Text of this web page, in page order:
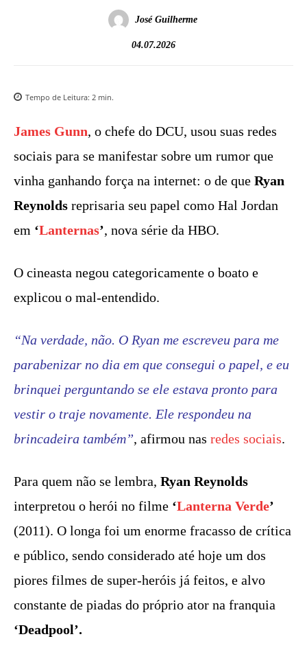
José Guilherme
04.07.2026
Tempo de Leitura: 2 min.
James Gunn, o chefe do DCU, usou suas redes
sociais para se manifestar sobre um rumor que
vinha ganhando força na internet: o de que Ryan
Reynolds reprisaria seu papel como Hal Jordan
em ‘Lanternas’, nova série da HBO.
O cineasta negou categoricamente o boato e
explicou o mal-entendido.
“Na verdade, não. O Ryan me escreveu para me
parabenizar no dia em que consegui o papel, e eu
brinquei perguntando se ele estava pronto para
vestir o traje novamente. Ele respondeu na
brincadeira também”, afirmou nas redes sociais.
Para quem não se lembra, Ryan Reynolds
interpretou o herói no filme ‘Lanterna Verde’
(2011). O longa foi um enorme fracasso de crítica
e público, sendo considerado até hoje um dos
piores filmes de super-heróis já feitos, e alvo
constante de piadas do próprio ator na franquia
‘Deadpool’.